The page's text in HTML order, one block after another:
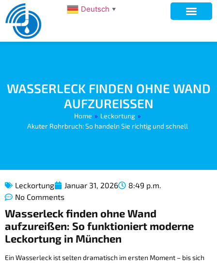
Deutsch ▼
WASSERLECK FINDEN OHNE WAND
AUFZUREISSEN
Home » Leckortung »
Akuter Rohrbruch: So handeln Sie richtig und schnell
Leckortung Januar 31, 2026
8:49 p.m.
No Comments
Wasserleck finden ohne Wand
aufzureißen: So funktioniert moderne
Leckortung in München
Ein Wasserleck ist selten dramatisch im ersten Moment – bis sich